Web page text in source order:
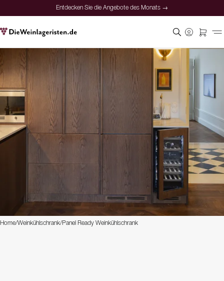
Entdecken Sie die Angebote des Monats →
Home/Weinkühlschrank/Panel Ready Weinkühlschrank